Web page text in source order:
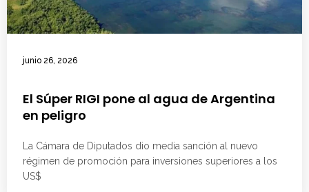
junio 26, 2026
El Súper RIGI pone al agua de Argentina
en peligro
La Cámara de Diputados dio media sanción al nuevo
régimen de promoción para inversiones superiores a los
US$